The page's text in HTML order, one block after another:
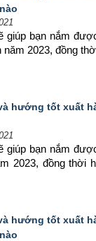
giúp bạn nắm
năm 2023, đồng
hướng tốt xuất
giúp bạn nắm
2023, đồng thời
hướng tốt xuất